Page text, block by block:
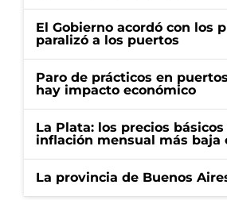
El Gobierno acordó con los
paralizó a los puertos
Paro de prácticos en
hay impacto económico
La Plata: los precios
inflación mensual más baja
La provincia de Buenos